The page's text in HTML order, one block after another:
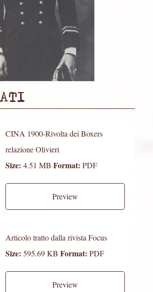
CINA 1900-Rivolta dei Boxers
relazione Olivieri
Size: 4.51 MB Format: PDF
Preview
Articolo tratto dalla rivista Focus
Size: 595.69 KB Format: PDF
Preview